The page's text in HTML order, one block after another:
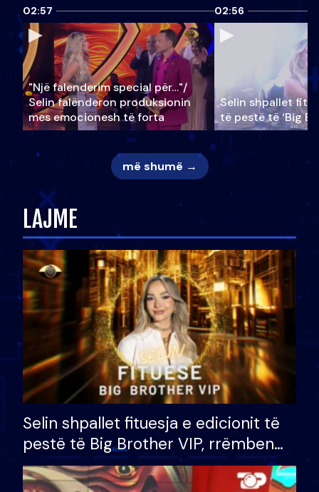
02:57
"Një falenderim special për…"/
Selin falënderon produksionin
mes emocionesh të forta
02:56
Selin shpallet
të pestë të ‘Big
më shumë →
LAJME
Selin shpallet fituesja e edicionit të
pestë të Big Brother VIP, rrëmben
çmimin e madh prej 100 mijë eurosh